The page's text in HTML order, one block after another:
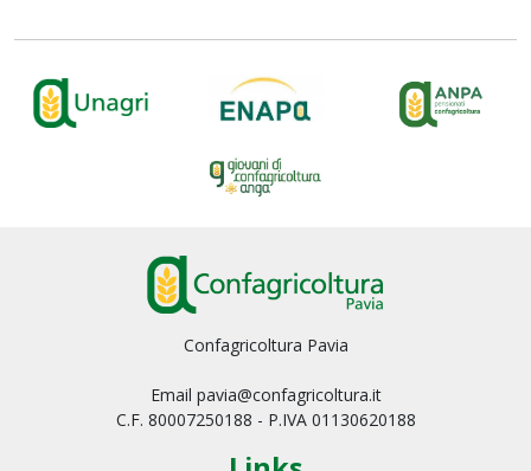
Confagricoltura Pavia
Email pavia@confagricoltura.it
C.F. 80007250188 - P.IVA 01130620188